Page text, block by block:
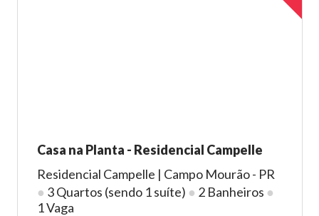
Casa na Planta - Residencial Campelle
Residencial Campelle | Campo Mourão - PR
● 3 Quartos (sendo 1 suíte) ● 2 Banheiros ●
1 Vaga